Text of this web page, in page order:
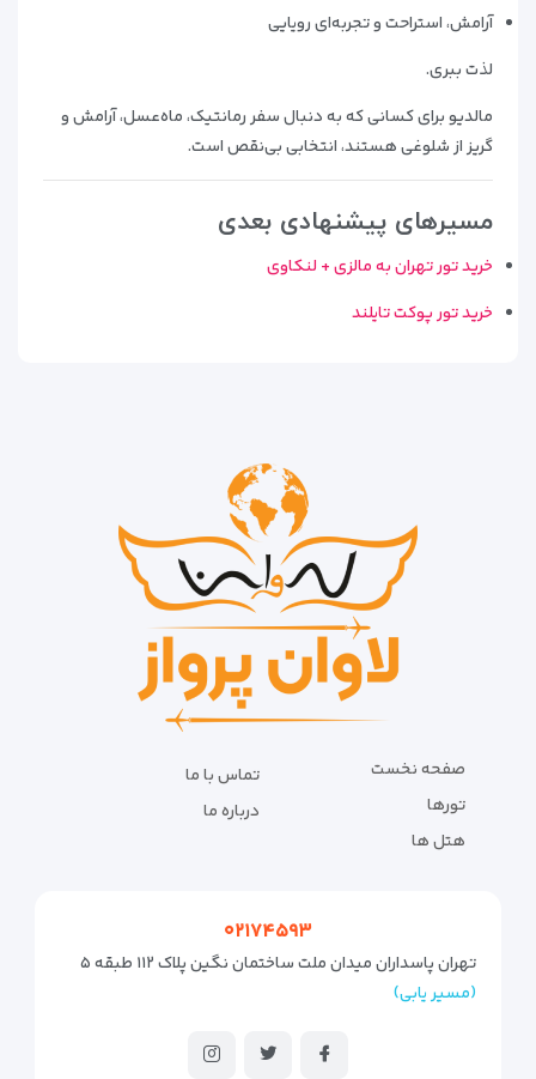
آرامش، استراحت و تجربه‌ای رویایی
لذت ببری.
مالدیو برای کسانی که به دنبال سفر رمانتیک، ماه‌عسل، آرامش و
گریز از شلوغی هستند، انتخابی بی‌نقص است.
مسیرهای پیشنهادی بعدی
خرید تور تهران به مالزی + لنکاوی
خرید تور پوکت تایلند
صفحه نخست
تورها
هتل ها
تماس با ما
درباره ما
۰۲۱۷۴۵۹۳
تهران پاسداران میدان ملت ساختمان نگین پلاک ۱۱۲ طبقه ۵
(مسیر یابی)